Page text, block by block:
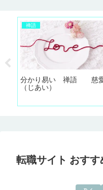
禅語
分かり易い 禅語 慈
（じあい）
転職サイト おす